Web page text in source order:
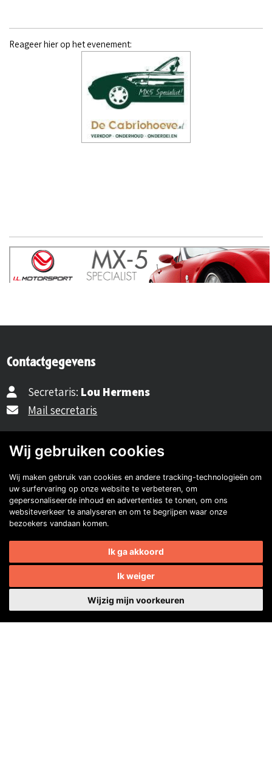
Reageer hier op het evenement:
Contactgegevens
Secretaris: Lou Hermens
Mail secretaris
Ledenadm.:Henk Koning
Mail ledenadministratie
40482310
Volg ons:
Volg ons op Facebook
Volg ons op Instagram
Volg ons op YouTube
Auto's van onze leden
Wij gebruiken cookies
Wij maken gebruik van cookies en andere tracking-technologieën om
uw surfervaring op onze website te verbeteren, om
gepersonaliseerde inhoud en advertenties te tonen, om ons
websiteverkeer te analyseren en om te begrijpen waar onze
bezoekers vandaan komen.
Ik ga akkoord
Ik weiger
Wijzig mijn voorkeuren